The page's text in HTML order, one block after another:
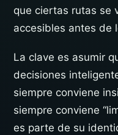
que ciertas rutas se
accesibles antes de
La clave es asumir
decisiones
siempre conviene
siempre conviene
es parte de su